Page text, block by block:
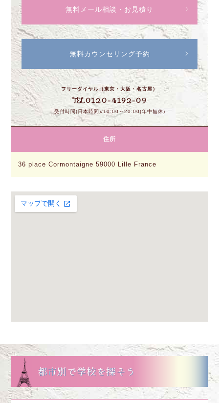
無料メール相談・お見積り
無料カウンセリング予約
フリーダイヤル（東京・大阪・名古屋）
TEL0120-4192-09
受付時間(日本時間)/10:00～20:00(年中無休)
住所
36 place Cormontaigne 59000 Lille France
都市別で学校を探そう